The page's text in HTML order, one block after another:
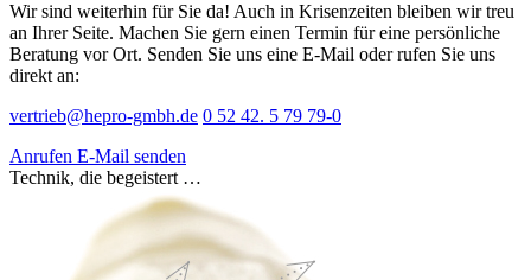
Wir sind weiterhin für Sie da! Auch in Krisenzeiten bleiben wir treu
an Ihrer Seite. Machen Sie gern einen Termin für eine persönliche
Beratung vor Ort. Senden Sie uns eine E-Mail oder rufen Sie uns
direkt an:
vertrieb@hepro-gmbh.de 0 52 42. 5 79 79-0
Anrufen E-Mail senden
Technik, die begeistert …